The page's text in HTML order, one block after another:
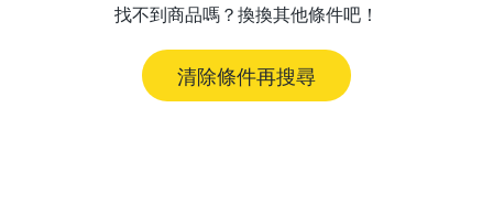
找不到商品嗎？換換其他條件吧！
清除條件再搜尋